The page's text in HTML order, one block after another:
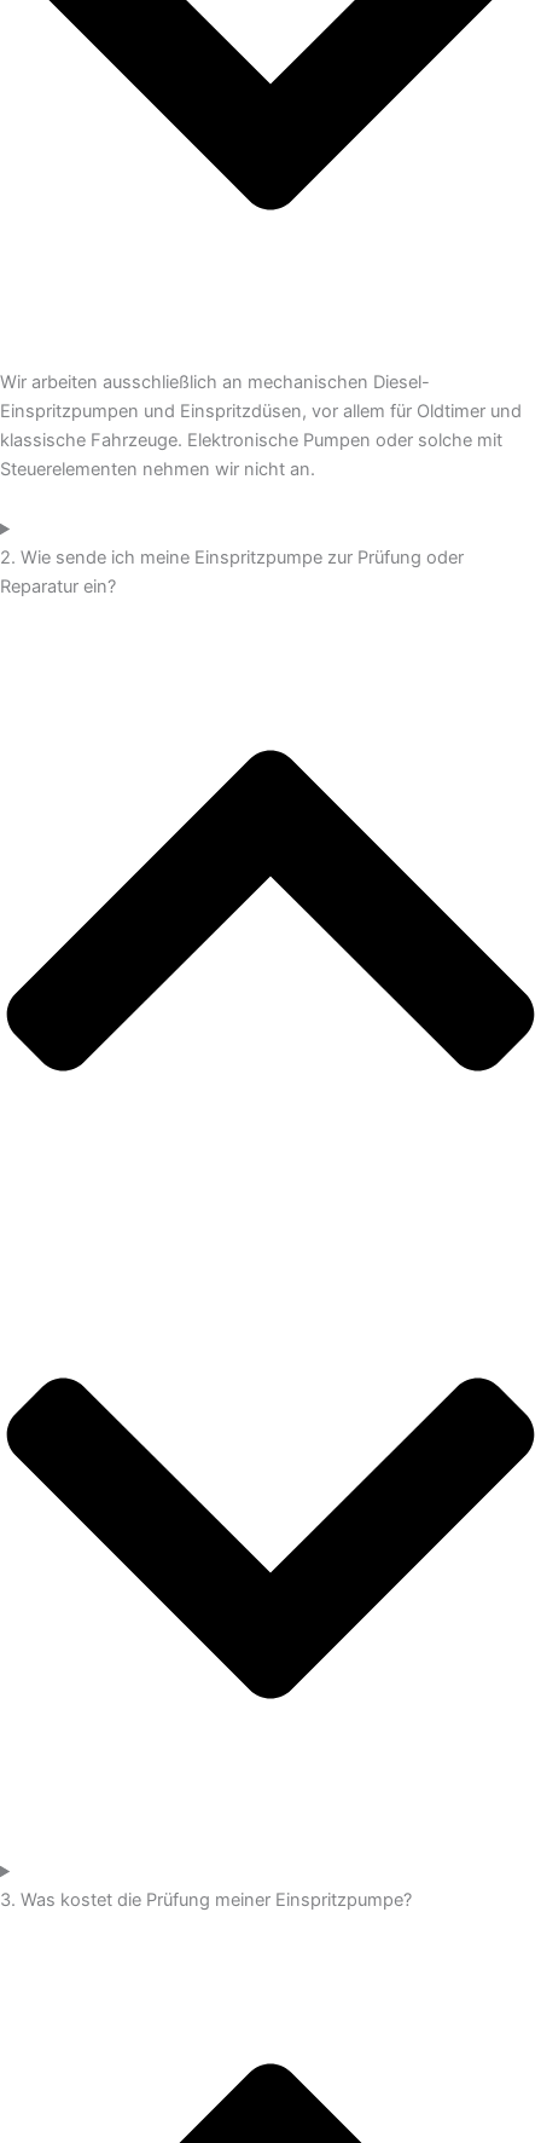
Wir arbeiten ausschließlich an mechanischen Diesel-
Einspritzpumpen und Einspritzdüsen, vor allem für Oldtimer und
klassische Fahrzeuge. Elektronische Pumpen oder solche mit
Steuerelementen nehmen wir nicht an.
2. Wie sende ich meine Einspritzpumpe zur Prüfung oder
Reparatur ein?
3. Was kostet die Prüfung meiner Einspritzpumpe?